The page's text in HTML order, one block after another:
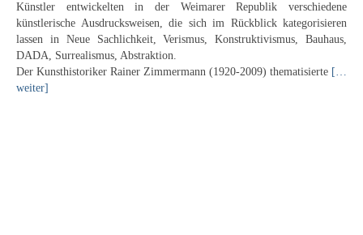
Ernst Geitlinger
Erich Hartmann
Wilhelm von Hillern-Flinsch
Künstler entwickelten in der Weimarer Republik verschiedene
künstlerische Ausdrucksweisen, die sich im Rückblick kategorisieren
lassen in Neue Sachlichkeit, Verismus, Konstruktivismus, Bauhaus,
DADA, Surrealismus, Abstraktion.
Der Kunsthistoriker Rainer Zimmermann (1920-2009) thematisierte […
weiter]